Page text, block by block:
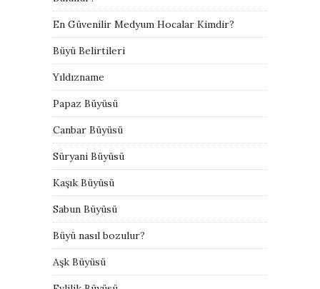
En Güvenilir Medyum Hocalar Kimdir?
Büyü Belirtileri
Yıldızname
Papaz Büyüsü
Canbar Büyüsü
Süryani Büyüsü
Kaşık Büyüsü
Sabun Büyüsü
Büyü nasıl bozulur?
Aşk Büyüsü